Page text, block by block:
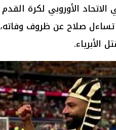
الأوروبي لكرة
تساءل صلاح عن ظروف